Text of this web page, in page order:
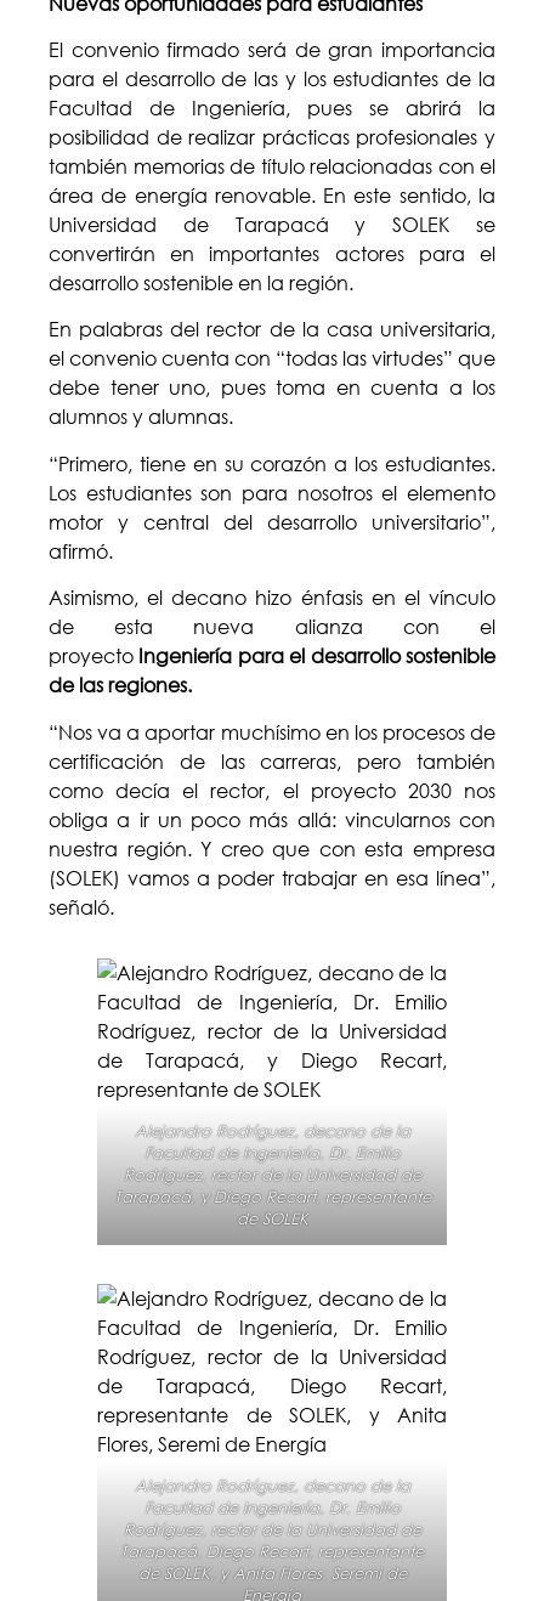
El convenio firmado será de gran importancia
para el desarrollo de las y los estudiantes de la
Facultad de Ingeniería, pues se abrirá la
posibilidad de realizar prácticas profesionales y
también memorias de título relacionadas con el
área de energía renovable. En este sentido, la
Universidad de Tarapacá y SOLEK se
convertirán en importantes actores para el
desarrollo sostenible en la región.
En palabras del rector de la casa universitaria,
el convenio cuenta con “todas las virtudes” que
debe tener uno, pues toma en cuenta a los
alumnos y alumnas.
“Primero, tiene en su corazón a los estudiantes.
Los estudiantes son para nosotros el elemento
motor y central del desarrollo universitario”,
afirmó.
Asimismo, el decano hizo énfasis en el vínculo
de esta nueva alianza con el
proyecto Ingeniería para el desarrollo sostenible
de las regiones.
“Nos va a aportar muchísimo en los procesos de
certificación de las carreras, pero también
como decía el rector, el proyecto 2030 nos
obliga a ir un poco más allá: vincularnos con
nuestra región. Y creo que con esta empresa
(SOLEK) vamos a poder trabajar en esa línea”,
señaló.
Alejandro Rodríguez, decano de la
Facultad de Ingeniería, Dr. Emilio
Rodríguez, rector de la Universidad de
Tarapacá, y Diego Recart, representante
de SOLEK
Alejandro Rodríguez, decano de la
Facultad de Ingeniería, Dr. Emilio
Rodríguez, rector de la Universidad de
Tarapacá, Diego Recart, representante
de SOLEK, y Anita Flores, Seremi de
Energía